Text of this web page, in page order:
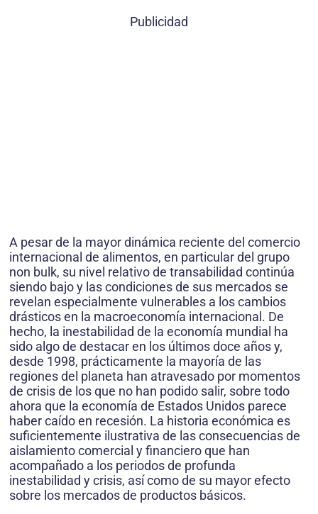
Publicidad
A pesar de la mayor dinámica reciente del comercio
internacional de alimentos, en particular del grupo
non bulk, su nivel relativo de transabilidad continúa
siendo bajo y las condiciones de sus mercados se
revelan especialmente vulnerables a los cambios
drásticos en la macroeconomía internacional. De
hecho, la inestabilidad de la economía mundial ha
sido algo de destacar en los últimos doce años y,
desde 1998, prácticamente la mayoría de las
regiones del planeta han atravesado por momentos
de crisis de los que no han podido salir, sobre todo
ahora que la economía de Estados Unidos parece
haber caído en recesión. La historia económica es
suficientemente ilustrativa de las consecuencias de
aislamiento comercial y financiero que han
acompañado a los periodos de profunda
inestabilidad y crisis, así como de su mayor efecto
sobre los mercados de productos básicos.